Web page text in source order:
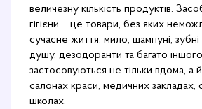
величезну кількість продуктів.
гігієни – це товари, без яких
сучасне життя: мило, шампуні, зубні
душу, дезодоранти та багато
застосовуються не тільки вдома, а
салонах краси, медичних закладах,
школах.